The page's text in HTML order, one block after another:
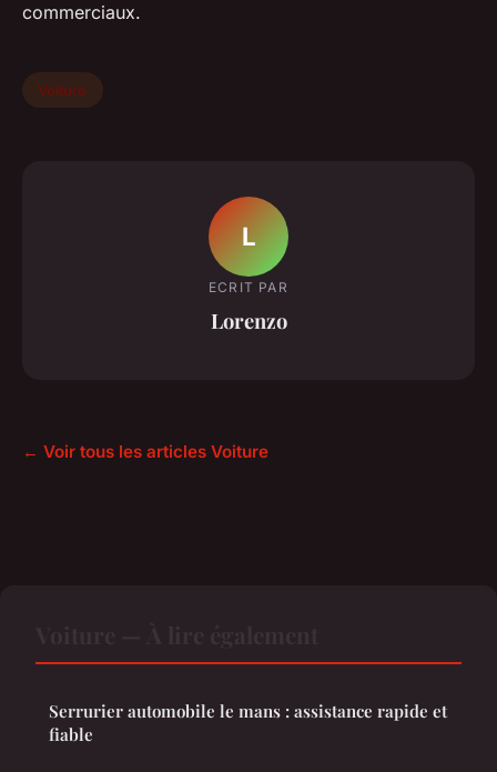
commerciaux.
Voiture
L
ECRIT PAR
Lorenzo
← Voir tous les articles Voiture
Serrurier automobile le mans : assistance rapide et
fiable